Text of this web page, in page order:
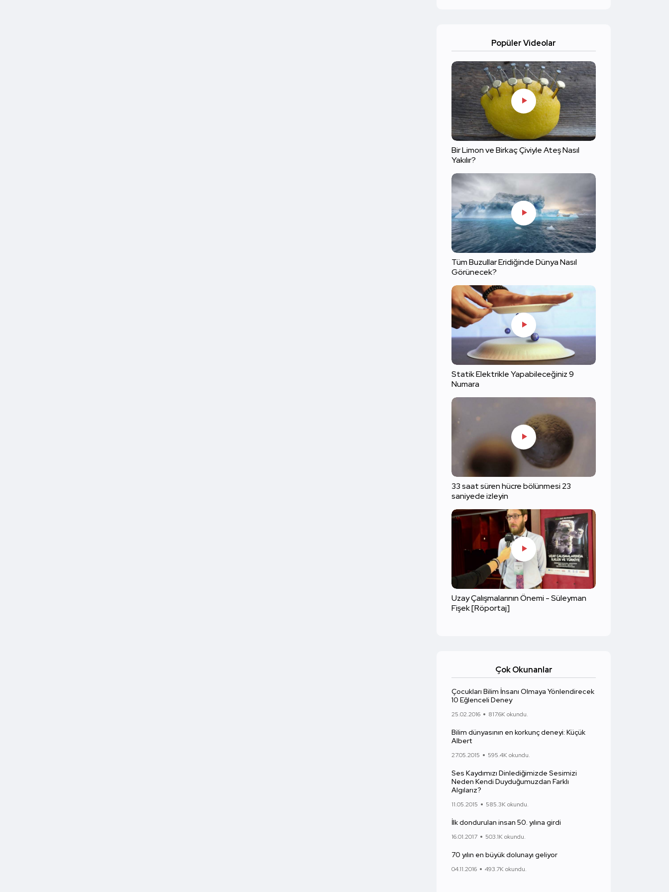
Popüler Videolar
Bir Limon ve Birkaç Çiviyle Ateş Nasıl
Yakılır?
Tüm Buzullar Eridiğinde Dünya Nasıl
Görünecek?
Statik Elektrikle Yapabileceğiniz 9
Numara
33 saat süren hücre bölünmesi 23
saniyede izleyin
Uzay Çalışmalarının Önemi - Süleyman
Fişek [Röportaj]
Çok Okunanlar
Çocukları Bilim İnsanı Olmaya Yönlendirecek
10 Eğlenceli Deney
25.02.2016 817.6K okundu.
Bilim dünyasının en korkunç deneyi: Küçük
Albert
27.05.2015 595.4K okundu.
Ses Kaydımızı Dinlediğimizde Sesimizi
Neden Kendi Duyduğumuzdan Farklı
Algılarız?
11.05.2015 585.3K okundu.
İlk dondurulan insan 50. yılına girdi
16.01.2017 503.1K okundu.
70 yılın en büyük dolunayı geliyor
04.11.2016 493.7K okundu.